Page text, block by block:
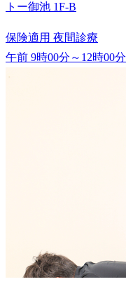
トー御池 1F-B
保険適用 夜間診療
午前 9時00分～12時00分